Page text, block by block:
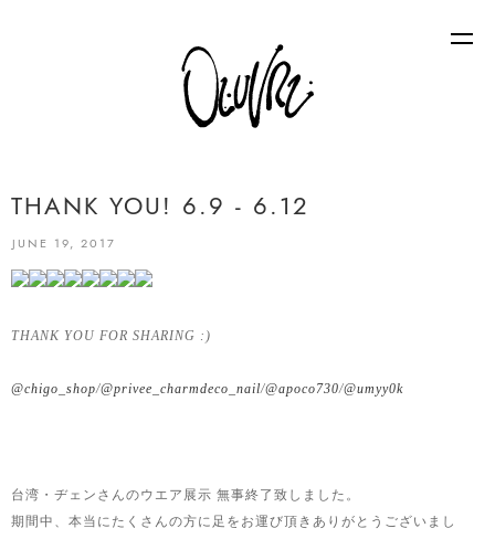
THANK YOU! 6.9 - 6.12
JUNE 19, 2017
THANK YOU FOR SHARING :)
@chigo_shop/@privee_charmdeco_nail/@apoco730/@umyy0k
台湾・ヂェンさんのウエア展示 無事終了致しました。
期間中、本当にたくさんの方に足をお運び頂きありがとうございまし